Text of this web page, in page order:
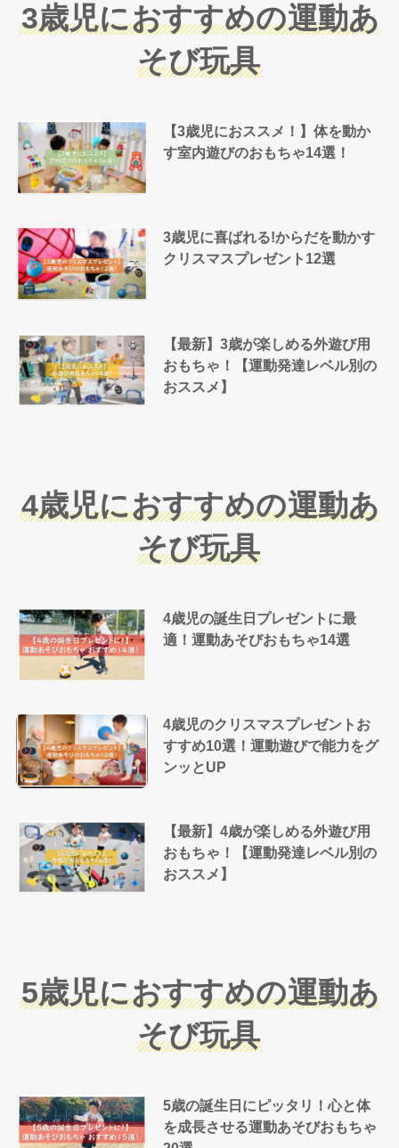
3歳児におすすめの運動あ
そび玩具
【3歳児におススメ！】体を動か
す室内遊びのおもちゃ14選！
3歳児に喜ばれる!からだを動かす
クリスマスプレゼント12選
【最新】3歳が楽しめる外遊び用
おもちゃ！【運動発達レベル別の
おススメ】
4歳児におすすめの運動あ
そび玩具
4歳児の誕生日プレゼントに最
適！運動あそびおもちゃ14選
4歳児のクリスマスプレゼントお
すすめ10選！運動遊びで能力をグ
ンッとUP
【最新】4歳が楽しめる外遊び用
おもちゃ！【運動発達レベル別の
おススメ】
5歳児におすすめの運動あ
そび玩具
5歳の誕生日にピッタリ！心と体
を成長させる運動あそびおもちゃ